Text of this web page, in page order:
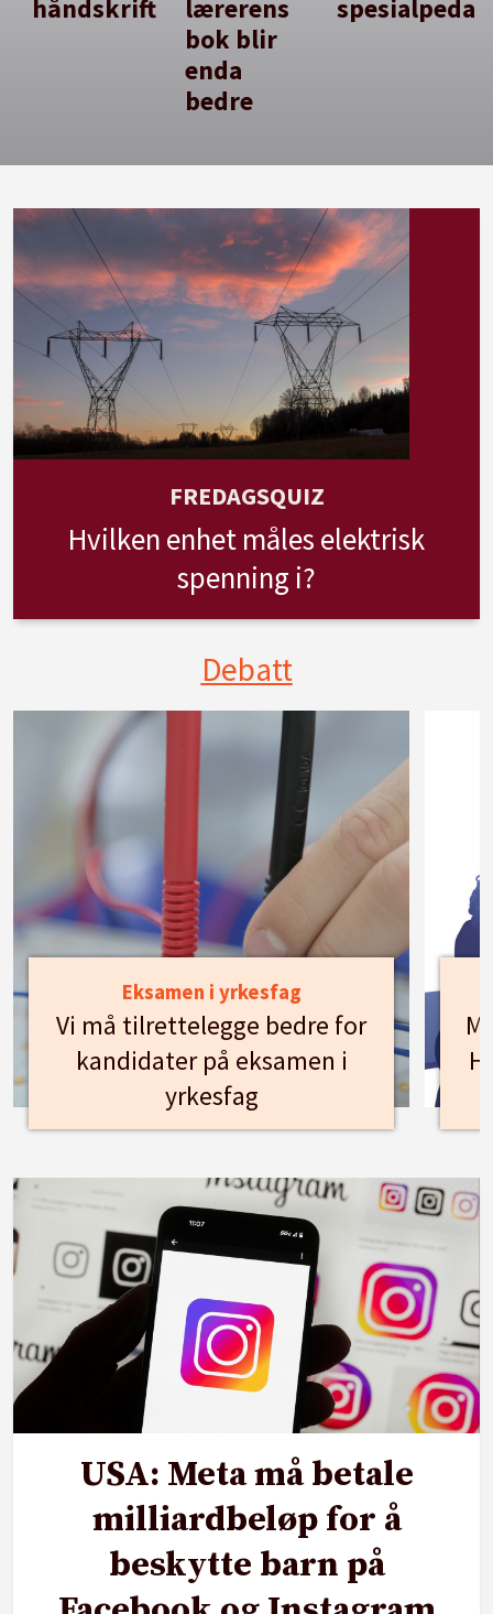
håndskrift
lærerens
bok blir
enda
bedre
FREDAGSQUIZ
Hvilken enhet måles elektrisk
spenning i?
Debatt
Eksamen i yrkesfag
Vi må tilrettelegge bedre for
kandidater på eksamen i
yrkesfag
USA: Meta må betale
milliardbeløp for å
beskytte barn på